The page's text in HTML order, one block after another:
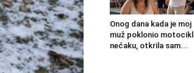
Onog dana kada je moj
muž poklonio motocikl
nećaku, otkrila sam...